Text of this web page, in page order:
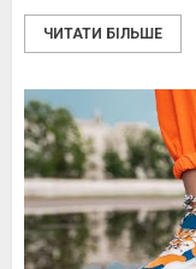
ЧИТАТИ БІЛЬШЕ